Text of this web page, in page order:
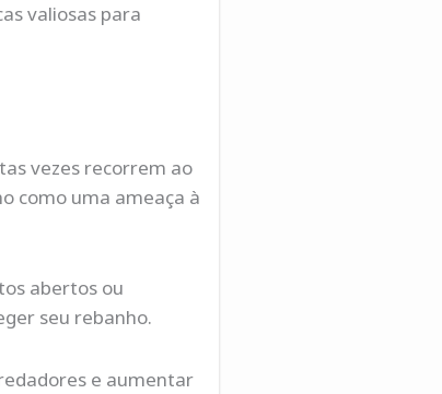
valiosas para
vezes recorrem ao
como uma ameaça à
abertos ou
seu rebanho.
e aumentar